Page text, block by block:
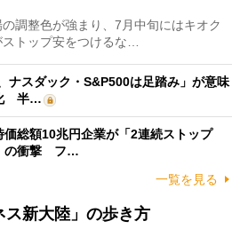
調整色が強まり、7月中旬にはキオク
トップ安をつけるな…
ナスダック・S&P500は足踏み」が意味
半…
価総額10兆円企業が「2連続ストップ
の衝撃 フ…
一覧を見る
ス新大陸」の歩き方